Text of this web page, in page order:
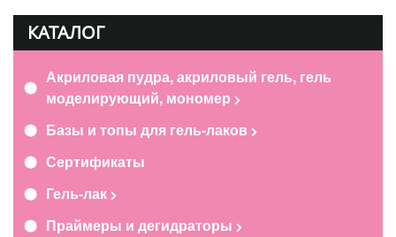
КАТАЛОГ
Акриловая пудра, акриловый гель, гель
моделирующий, мономер
Базы и топы для гель-лаков
Сертификаты
Гель-лак
Праймеры и дегидраторы